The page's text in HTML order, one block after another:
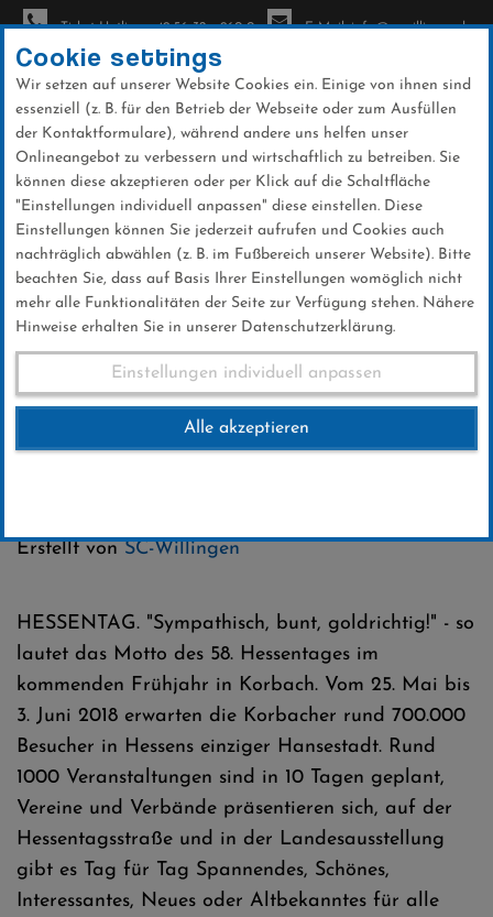
Direkt
zum
Inhalt
Ticket-Hotline: +49 56 32 - 960-0 E-Mail: info@sc-willingen.de
News
Hessentag Korbach
25.05.-03.06.2018
Erstellt vonSC-Willingen
HESSENTAG. "Sympathisch, bunt, goldrichtig!" - so
lautet das Motto des 58. Hessentages im
kommenden Frühjahr in Korbach. Vom 25. Mai bis
3. Juni 2018 erwarten die Korbacher rund 700.000
Besucher in Hessens einziger Hansestadt. Rund
1000 Veranstaltungen sind in 10 Tagen geplant,
Vereine und Verbände präsentieren sich, auf der
Hessentagsstraße und in der Landesausstellung
gibt es Tag für Tag Spannendes, Schönes,
Interessantes, Neues oder Altbekanntes für alle
Cookie settings
Wir setzen auf unserer Website Cookies ein. Einige von ihnen sind
essenziell (z. B. für den Betrieb der Webseite oder zum Ausfüllen
der Kontaktformulare), während andere uns helfen unser
Onlineangebot zu verbessern und wirtschaftlich zu betreiben. Sie
können diese akzeptieren oder per Klick auf die Schaltfläche
"Einstellungen individuell anpassen" diese einstellen. Diese
Einstellungen können Sie jederzeit aufrufen und Cookies auch
nachträglich abwählen (z. B. im Fußbereich unserer Website). Bitte
beachten Sie, dass auf Basis Ihrer Einstellungen womöglich nicht
mehr alle Funktionalitäten der Seite zur Verfügung stehen. Nähere
Hinweise erhalten Sie in unserer Datenschutzerklärung.
Einstellungen individuell anpassen
Alle akzeptieren